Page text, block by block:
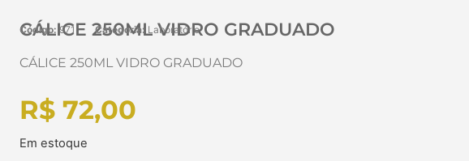
CÁLICE 250ML VIDRO GRADUADO
Código: 971 Categoria: Laboratório
CÁLICE 250ML VIDRO GRADUADO
R$ 72,00
Em estoque